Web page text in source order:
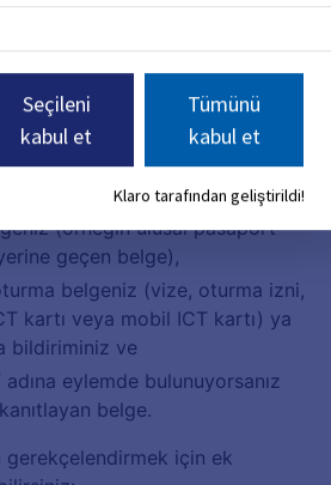
Seçileni
kabul et
Tümünü
kabul et
Klaro tarafından geliştirildi!